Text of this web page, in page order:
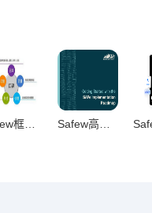
Safew框架，重构高效沟通生态的破局之道